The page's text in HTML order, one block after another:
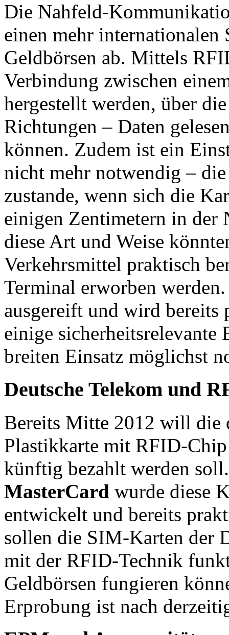
Die Nahfeld-
einen mehr internationalen
Geldbörsen ab. Mittels
Verbindung zwischen
hergestellt werden, über
Richtungen – Daten
können. Zudem ist ein
nicht mehr notwendig –
zustande, wenn sich die
einigen Zentimetern in der
diese Art und Weise
Verkehrsmittel praktisch
Terminal erworben
ausgereift und wird bereits
einige sicherheitsrelevante
breiten Einsatz möglichst
Deutsche Telekom und
Bereits Mitte 2012 will die
Plastikkarte mit RFID-
künftig bezahlt werden
MasterCard wurde diese
entwickelt und bereits
sollen die SIM-Karten der
mit der RFID-Technik
Geldbörsen fungieren
Erprobung ist nach